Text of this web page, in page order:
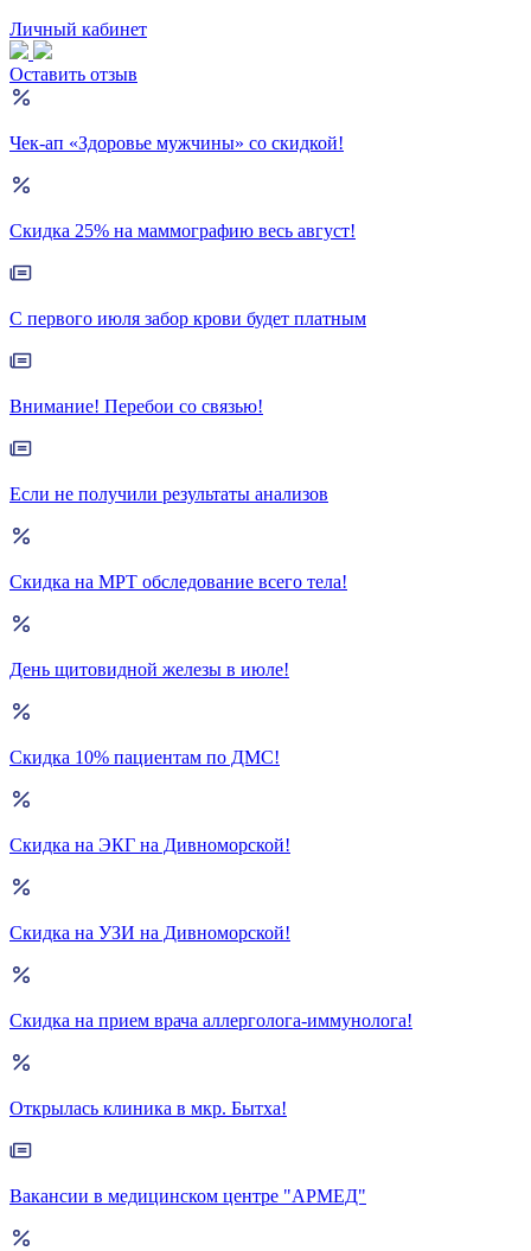
Личный кабинет
Оставить отзыв
Чек-ап «Здоровье мужчины» со скидкой!
Скидка 25% на маммографию весь август!
С первого июля забор крови будет платным
Внимание! Перебои со связью!
Если не получили результаты анализов
Скидка на МРТ обследование всего тела!
День щитовидной железы в июле!
Скидка 10% пациентам по ДМС!
Скидка на ЭКГ на Дивноморской!
Скидка на УЗИ на Дивноморской!
Скидка на прием врача аллерголога-иммунолога!
Открылась клиника в мкр. Бытха!
Вакансии в медицинском центре "АРМЕД"